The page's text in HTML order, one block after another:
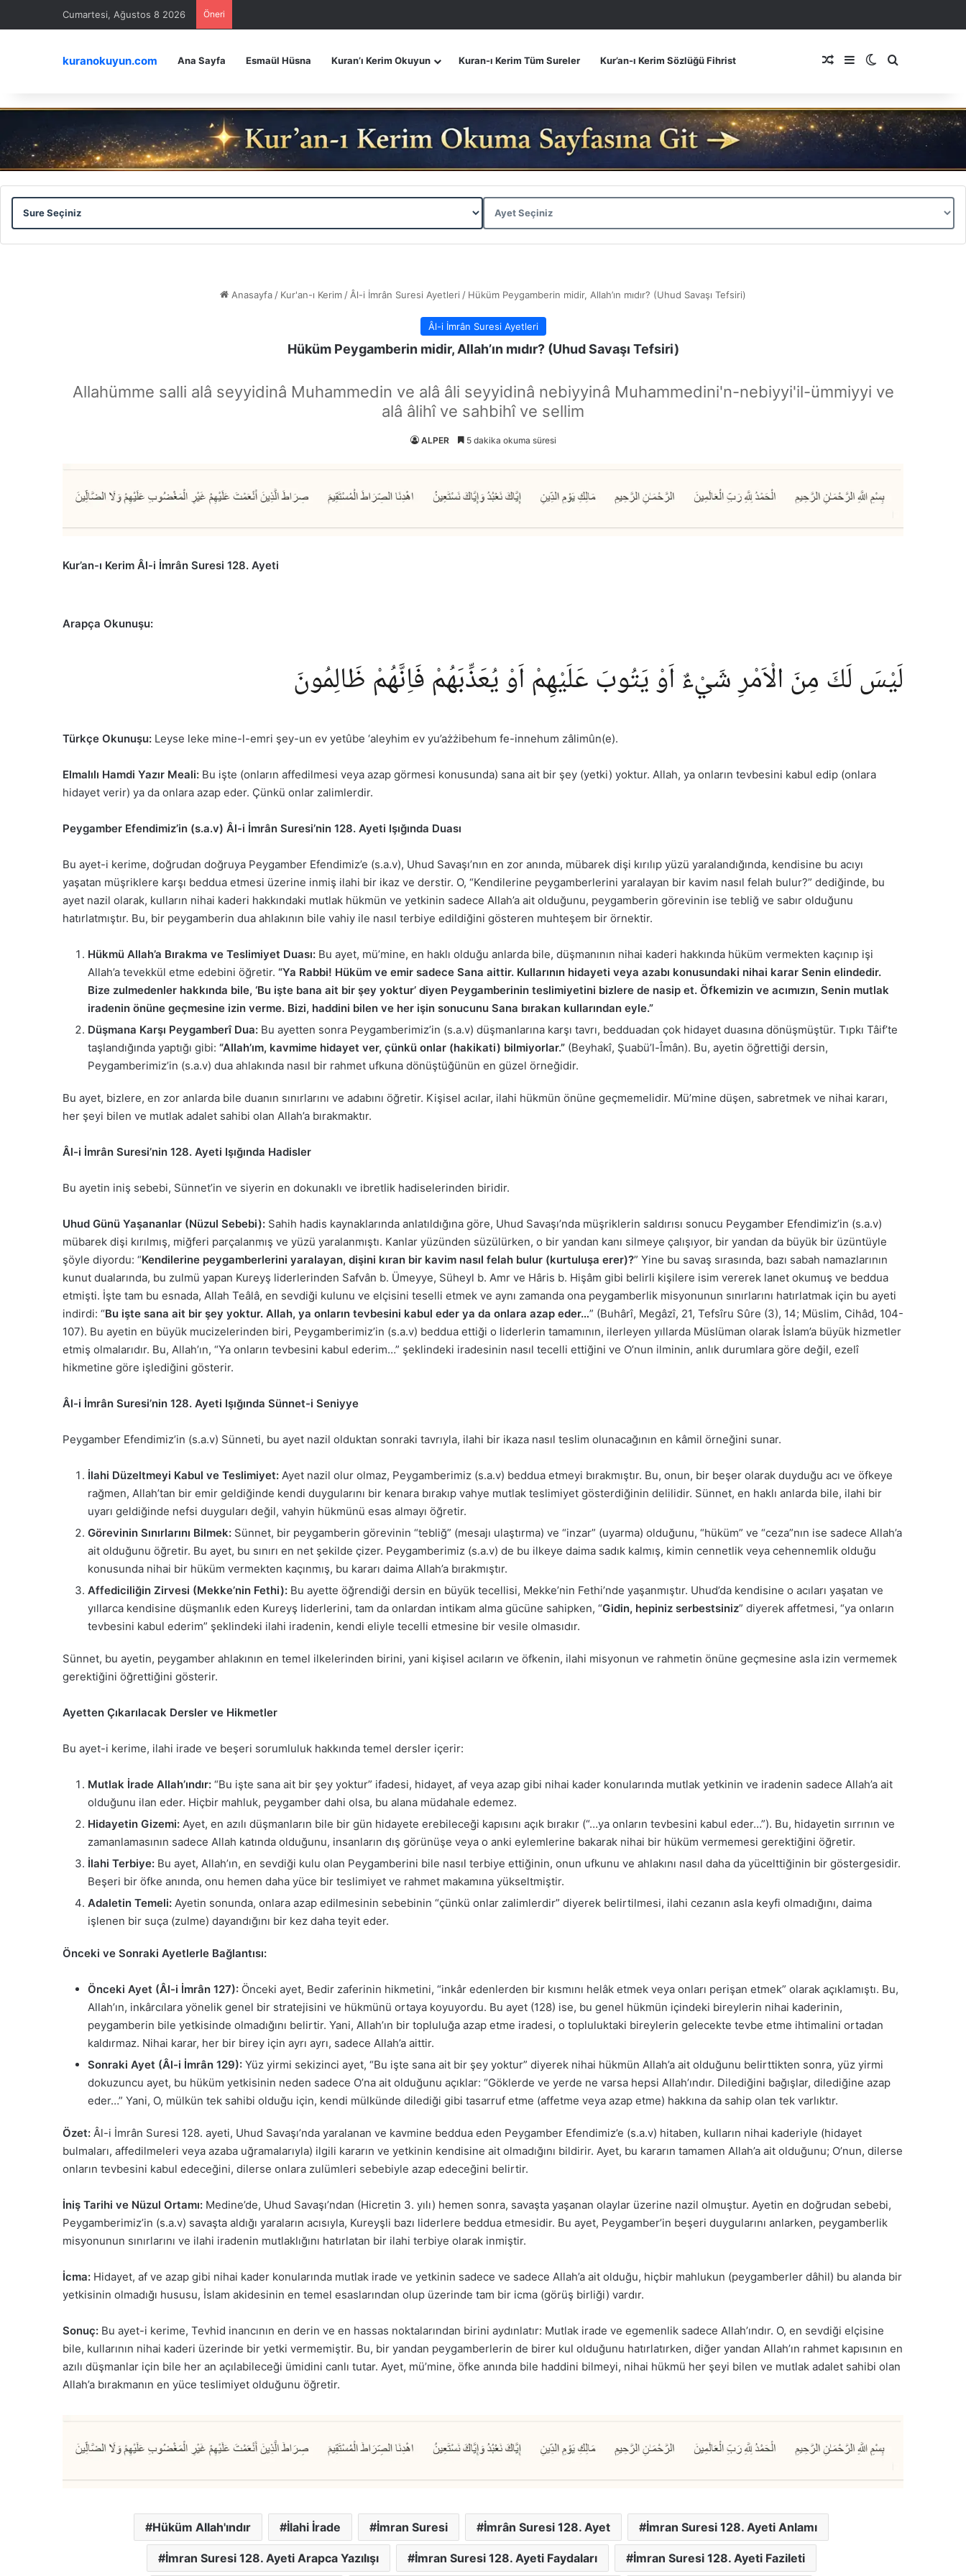
Cumartesi, Ağustos 8 2026 Öneri
kuranokuyun.com Ana Sayfa Esmaül Hüsna Kuran’ı Kerim Okuyun Kuran-ı Kerim Tüm Sureler Kur’an-ı Kerim Sözlüğü Fihrist Rastgele Makale
Kenar Bölmesi
Dış görünümü
Arama yap
Anasayfa / Kur'an-ı Kerim / Âl-i İmrân Suresi Ayetleri / Hüküm Peygamberin midir, Allah’ın mıdır? (Uhud Savaşı Tefsiri)
Âl-i İmrân Suresi Ayetleri
Hüküm Peygamberin midir, Allah’ın mıdır? (Uhud Savaşı Tefsiri)
Allahümme salli alâ seyyidinâ Muhammedin ve alâ âli seyyidinâ nebiyyinâ Muhammedini'n-nebiyyi'il-ümmiyyi ve
alâ âlihî ve sahbihî ve sellim
ALPER 5 dakika okuma süresi
Kur’an-ı Kerim Âl-i İmrân Suresi 128. Ayeti
Arapça Okunuşu:
لَيْسَ لَكَ مِنَ الْاَمْرِ شَيْءٌ اَوْ يَتُوبَ عَلَيْهِمْ اَوْ يُعَذِّبَهُمْ فَاِنَّهُمْ ظَالِمُونَ
Türkçe Okunuşu: Leyse leke mine-l-emri şey-un ev yetûbe ‘aleyhim ev yu’ażżibehum fe-innehum zâlimûn(e).
Elmalılı Hamdi Yazır Meali: Bu işte (onların affedilmesi veya azap görmesi konusunda) sana ait bir şey (yetki) yoktur. Allah, ya onların tevbesini kabul edip (onlara
hidayet verir) ya da onlara azap eder. Çünkü onlar zalimlerdir.
Peygamber Efendimiz’in (s.a.v) Âl-i İmrân Suresi’nin 128. Ayeti Işığında Duası
Bu ayet-i kerime, doğrudan doğruya Peygamber Efendimiz’e (s.a.v), Uhud Savaşı’nın en zor anında, mübarek dişi kırılıp yüzü yaralandığında, kendisine bu acıyı
yaşatan müşriklere karşı beddua etmesi üzerine inmiş ilahi bir ikaz ve derstir. O, “Kendilerine peygamberlerini yaralayan bir kavim nasıl felah bulur?” dediğinde, bu
ayet nazil olarak, kulların nihai kaderi hakkındaki mutlak hükmün ve yetkinin sadece Allah’a ait olduğunu, peygamberin görevinin ise tebliğ ve sabır olduğunu
hatırlatmıştır. Bu, bir peygamberin dua ahlakının bile vahiy ile nasıl terbiye edildiğini gösteren muhteşem bir örnektir.
Hükmü Allah’a Bırakma ve Teslimiyet Duası: Bu ayet, mü’mine, en haklı olduğu anlarda bile, düşmanının nihai kaderi hakkında hüküm vermekten kaçınıp işi
Allah’a tevekkül etme edebini öğretir. “Ya Rabbi! Hüküm ve emir sadece Sana aittir. Kullarının hidayeti veya azabı konusundaki nihai karar Senin elindedir.
Bize zulmedenler hakkında bile, ‘Bu işte bana ait bir şey yoktur’ diyen Peygamberinin teslimiyetini bizlere de nasip et. Öfkemizin ve acımızın, Senin mutlak
iradenin önüne geçmesine izin verme. Bizi, haddini bilen ve her işin sonucunu Sana bırakan kullarından eyle.”
Düşmana Karşı Peygamberî Dua: Bu ayetten sonra Peygamberimiz’in (s.a.v) düşmanlarına karşı tavrı, bedduadan çok hidayet duasına dönüşmüştür. Tıpkı Tâif’te
taşlandığında yaptığı gibi: “Allah’ım, kavmime hidayet ver, çünkü onlar (hakikati) bilmiyorlar.” (Beyhakî, Şuabü’l-Îmân). Bu, ayetin öğrettiği dersin,
Peygamberimiz’in (s.a.v) dua ahlakında nasıl bir rahmet ufkuna dönüştüğünün en güzel örneğidir.
Bu ayet, bizlere, en zor anlarda bile duanın sınırlarını ve adabını öğretir. Kişisel acılar, ilahi hükmün önüne geçmemelidir. Mü’mine düşen, sabretmek ve nihai kararı,
her şeyi bilen ve mutlak adalet sahibi olan Allah’a bırakmaktır.
Âl-i İmrân Suresi’nin 128. Ayeti Işığında Hadisler
Bu ayetin iniş sebebi, Sünnet’in ve siyerin en dokunaklı ve ibretlik hadiselerinden biridir.
Uhud Günü Yaşananlar (Nüzul Sebebi): Sahih hadis kaynaklarında anlatıldığına göre, Uhud Savaşı’nda müşriklerin saldırısı sonucu Peygamber Efendimiz’in (s.a.v)
mübarek dişi kırılmış, miğferi parçalanmış ve yüzü yaralanmıştı. Kanlar yüzünden süzülürken, o bir yandan kanı silmeye çalışıyor, bir yandan da büyük bir üzüntüyle
şöyle diyordu: “Kendilerine peygamberlerini yaralayan, dişini kıran bir kavim nasıl felah bulur (kurtuluşa erer)?” Yine bu savaş sırasında, bazı sabah namazlarının
kunut dualarında, bu zulmü yapan Kureyş liderlerinden Safvân b. Ümeyye, Süheyl b. Amr ve Hâris b. Hişâm gibi belirli kişilere isim vererek lanet okumuş ve beddua
etmişti. İşte tam bu esnada, Allah Teâlâ, en sevdiği kulunu ve elçisini teselli etmek ve aynı zamanda ona peygamberlik misyonunun sınırlarını hatırlatmak için bu ayeti
indirdi: “Bu işte sana ait bir şey yoktur. Allah, ya onların tevbesini kabul eder ya da onlara azap eder…” (Buhârî, Megâzî, 21, Tefsîru Sûre (3), 14; Müslim, Cihâd, 104-
107). Bu ayetin en büyük mucizelerinden biri, Peygamberimiz’in (s.a.v) beddua ettiği o liderlerin tamamının, ilerleyen yıllarda Müslüman olarak İslam’a büyük hizmetler
etmiş olmalarıdır. Bu, Allah’ın, “Ya onların tevbesini kabul ederim…” şeklindeki iradesinin nasıl tecelli ettiğini ve O’nun ilminin, anlık durumlara göre değil, ezelî
hikmetine göre işlediğini gösterir.
Âl-i İmrân Suresi’nin 128. Ayeti Işığında Sünnet-i Seniyye
Peygamber Efendimiz’in (s.a.v) Sünneti, bu ayet nazil olduktan sonraki tavrıyla, ilahi bir ikaza nasıl teslim olunacağının en kâmil örneğini sunar.
İlahi Düzeltmeyi Kabul ve Teslimiyet: Ayet nazil olur olmaz, Peygamberimiz (s.a.v) beddua etmeyi bırakmıştır. Bu, onun, bir beşer olarak duyduğu acı ve öfkeye
rağmen, Allah’tan bir emir geldiğinde kendi duygularını bir kenara bırakıp vahye mutlak teslimiyet gösterdiğinin delilidir. Sünnet, en haklı anlarda bile, ilahi bir
uyarı geldiğinde nefsi duyguları değil, vahyin hükmünü esas almayı öğretir.
Görevinin Sınırlarını Bilmek: Sünnet, bir peygamberin görevinin “tebliğ” (mesajı ulaştırma) ve “inzar” (uyarma) olduğunu, “hüküm” ve “ceza”nın ise sadece Allah’a
ait olduğunu öğretir. Bu ayet, bu sınırı en net şekilde çizer. Peygamberimiz (s.a.v) de bu ilkeye daima sadık kalmış, kimin cennetlik veya cehennemlik olduğu
konusunda nihai bir hüküm vermekten kaçınmış, bu kararı daima Allah’a bırakmıştır.
Affediciliğin Zirvesi (Mekke’nin Fethi): Bu ayette öğrendiği dersin en büyük tecellisi, Mekke’nin Fethi’nde yaşanmıştır. Uhud’da kendisine o acıları yaşatan ve
yıllarca kendisine düşmanlık eden Kureyş liderlerini, tam da onlardan intikam alma gücüne sahipken, “Gidin, hepiniz serbestsiniz” diyerek affetmesi, “ya onların
tevbesini kabul ederim” şeklindeki ilahi iradenin, kendi eliyle tecelli etmesine bir vesile olmasıdır.
Sünnet, bu ayetin, peygamber ahlakının en temel ilkelerinden birini, yani kişisel acıların ve öfkenin, ilahi misyonun ve rahmetin önüne geçmesine asla izin vermemek
gerektiğini öğrettiğini gösterir.
Ayetten Çıkarılacak Dersler ve Hikmetler
Bu ayet-i kerime, ilahi irade ve beşeri sorumluluk hakkında temel dersler içerir:
Mutlak İrade Allah’ındır: “Bu işte sana ait bir şey yoktur” ifadesi, hidayet, af veya azap gibi nihai kader konularında mutlak yetkinin ve iradenin sadece Allah’a ait
olduğunu ilan eder. Hiçbir mahluk, peygamber dahi olsa, bu alana müdahale edemez.
Hidayetin Gizemi: Ayet, en azılı düşmanların bile bir gün hidayete erebileceği kapısını açık bırakır (“…ya onların tevbesini kabul eder…”). Bu, hidayetin sırrının ve
zamanlamasının sadece Allah katında olduğunu, insanların dış görünüşe veya o anki eylemlerine bakarak nihai bir hüküm vermemesi gerektiğini öğretir.
İlahi Terbiye: Bu ayet, Allah’ın, en sevdiği kulu olan Peygamberini bile nasıl terbiye ettiğinin, onun ufkunu ve ahlakını nasıl daha da yücelttiğinin bir göstergesidir.
Beşeri bir öfke anında, onu hemen daha yüce bir teslimiyet ve rahmet makamına yükseltmiştir.
Adaletin Temeli: Ayetin sonunda, onlara azap edilmesinin sebebinin “çünkü onlar zalimlerdir” diyerek belirtilmesi, ilahi cezanın asla keyfi olmadığını, daima
işlenen bir suça (zulme) dayandığını bir kez daha teyit eder.
Önceki ve Sonraki Ayetlerle Bağlantısı:
Önceki Ayet (Âl-i İmrân 127): Önceki ayet, Bedir zaferinin hikmetini, “inkâr edenlerden bir kısmını helâk etmek veya onları perişan etmek” olarak açıklamıştı. Bu,
Allah’ın, inkârcılara yönelik genel bir stratejisini ve hükmünü ortaya koyuyordu. Bu ayet (128) ise, bu genel hükmün içindeki bireylerin nihai kaderinin,
peygamberin bile yetkisinde olmadığını belirtir. Yani, Allah’ın bir topluluğa azap etme iradesi, o topluluktaki bireylerin gelecekte tevbe etme ihtimalini ortadan
kaldırmaz. Nihai karar, her bir birey için ayrı ayrı, sadece Allah’a aittir.
Sonraki Ayet (Âl-i İmrân 129): Yüz yirmi sekizinci ayet, “Bu işte sana ait bir şey yoktur” diyerek nihai hükmün Allah’a ait olduğunu belirttikten sonra, yüz yirmi
dokuzuncu ayet, bu hüküm yetkisinin neden sadece O’na ait olduğunu açıklar: “Göklerde ve yerde ne varsa hepsi Allah’ındır. Dilediğini bağışlar, dilediğine azap
eder…” Yani, O, mülkün tek sahibi olduğu için, kendi mülkünde dilediği gibi tasarruf etme (affetme veya azap etme) hakkına da sahip olan tek varlıktır.
Özet: Âl-i İmrân Suresi 128. ayeti, Uhud Savaşı’nda yaralanan ve kavmine beddua eden Peygamber Efendimiz’e (s.a.v) hitaben, kulların nihai kaderiyle (hidayet
bulmaları, affedilmeleri veya azaba uğramalarıyla) ilgili kararın ve yetkinin kendisine ait olmadığını bildirir. Ayet, bu kararın tamamen Allah’a ait olduğunu; O’nun, dilerse
onların tevbesini kabul edeceğini, dilerse onlara zulümleri sebebiyle azap edeceğini belirtir.
İniş Tarihi ve Nüzul Ortamı: Medine’de, Uhud Savaşı’ndan (Hicretin 3. yılı) hemen sonra, savaşta yaşanan olaylar üzerine nazil olmuştur. Ayetin en doğrudan sebebi,
Peygamberimiz’in (s.a.v) savaşta aldığı yaraların acısıyla, Kureyşli bazı liderlere beddua etmesidir. Bu ayet, Peygamber’in beşeri duygularını anlarken, peygamberlik
misyonunun sınırlarını ve ilahi iradenin mutlaklığını hatırlatan bir ilahi terbiye olarak inmiştir.
İcma: Hidayet, af ve azap gibi nihai kader konularında mutlak irade ve yetkinin sadece ve sadece Allah’a ait olduğu, hiçbir mahlukun (peygamberler dâhil) bu alanda bir
yetkisinin olmadığı hususu, İslam akidesinin en temel esaslarından olup üzerinde tam bir icma (görüş birliği) vardır.
Sonuç: Bu ayet-i kerime, Tevhid inancının en derin ve en hassas noktalarından birini aydınlatır: Mutlak irade ve egemenlik sadece Allah’ındır. O, en sevdiği elçisine
bile, kullarının nihai kaderi üzerinde bir yetki vermemiştir. Bu, bir yandan peygamberlerin de birer kul olduğunu hatırlatırken, diğer yandan Allah’ın rahmet kapısının en
azılı düşmanlar için bile her an açılabileceği ümidini canlı tutar. Ayet, mü’mine, öfke anında bile haddini bilmeyi, nihai hükmü her şeyi bilen ve mutlak adalet sahibi olan
Allah’a bırakmanın en yüce teslimiyet olduğunu öğretir.
Hüküm Allah'ındır İlahi İrade İmran Suresi İmrân Suresi 128. Ayet İmran Suresi 128. Ayeti Anlamı
İmran Suresi 128. Ayeti Arapca Yazılışı İmran Suresi 128. Ayeti Faydaları İmran Suresi 128. Ayeti Fazileti